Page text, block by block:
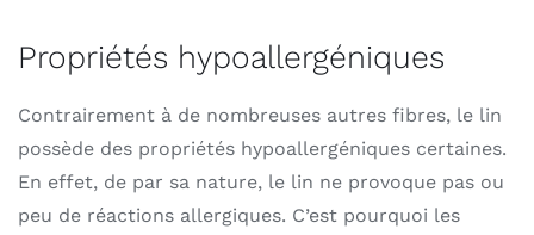
Propriétés hypoallergéniques
Contrairement à de nombreuses autres fibres, le lin
possède des propriétés hypoallergéniques certaines.
En effet, de par sa nature, le lin ne provoque pas ou
peu de réactions allergiques. C’est pourquoi les